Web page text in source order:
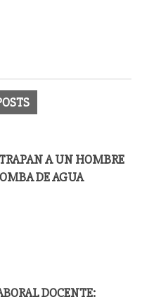
A UN HOMBRE
DE AGUA
DOCENTE: